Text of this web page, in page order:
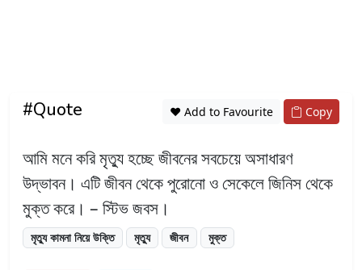
#Quote ❤️ Add to Favourite Copy
আমি মনে করি মৃত্যু হচ্ছে জীবনের সবচেয়ে অসাধারণ
উদ্ভাবন। এটি জীবন থেকে পুরোনো ও সেকেলে জিনিস থেকে
মুক্ত করে। – স্টিভ জবস।
মৃত্যু কামনা নিয়ে উক্তি মৃত্যু জীবন মুক্ত